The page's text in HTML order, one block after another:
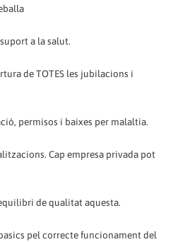
a la salut.
de TOTES les jubilacions i
permisos i baixes per malaltia.
Cap empresa privada pot
de qualitat aquesta.
pel correcte funcionament del